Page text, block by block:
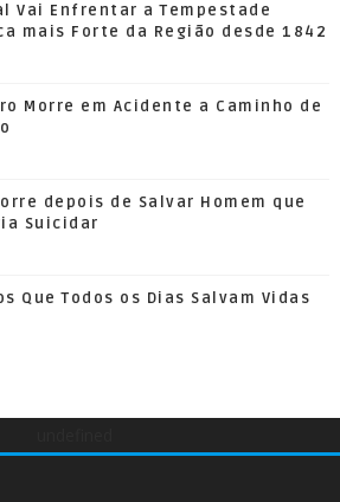
Vai Enfrentar a Tempestade
mais Forte da Região desde 1842
Morre em Acidente a Caminho de
depois de Salvar Homem que
Suicidar
Que Todos os Dias Salvam Vidas